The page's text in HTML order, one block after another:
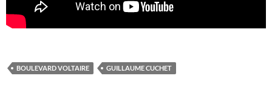
BOULEVARD VOLTAIRE GUILLAUME CUCHET